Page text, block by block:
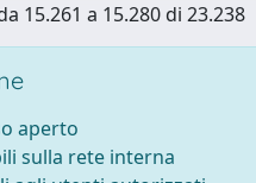
15.261 a 15.280 di 23.238
aperto
sulla rete interna